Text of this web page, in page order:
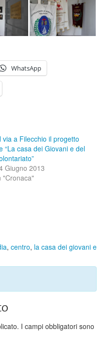
WhatsApp
via a Filecchio il progetto
“La casa dei Giovani e del
Giugno 2013
"Cronaca"
, centro, la casa dei giovani e
I campi obbligatori sono